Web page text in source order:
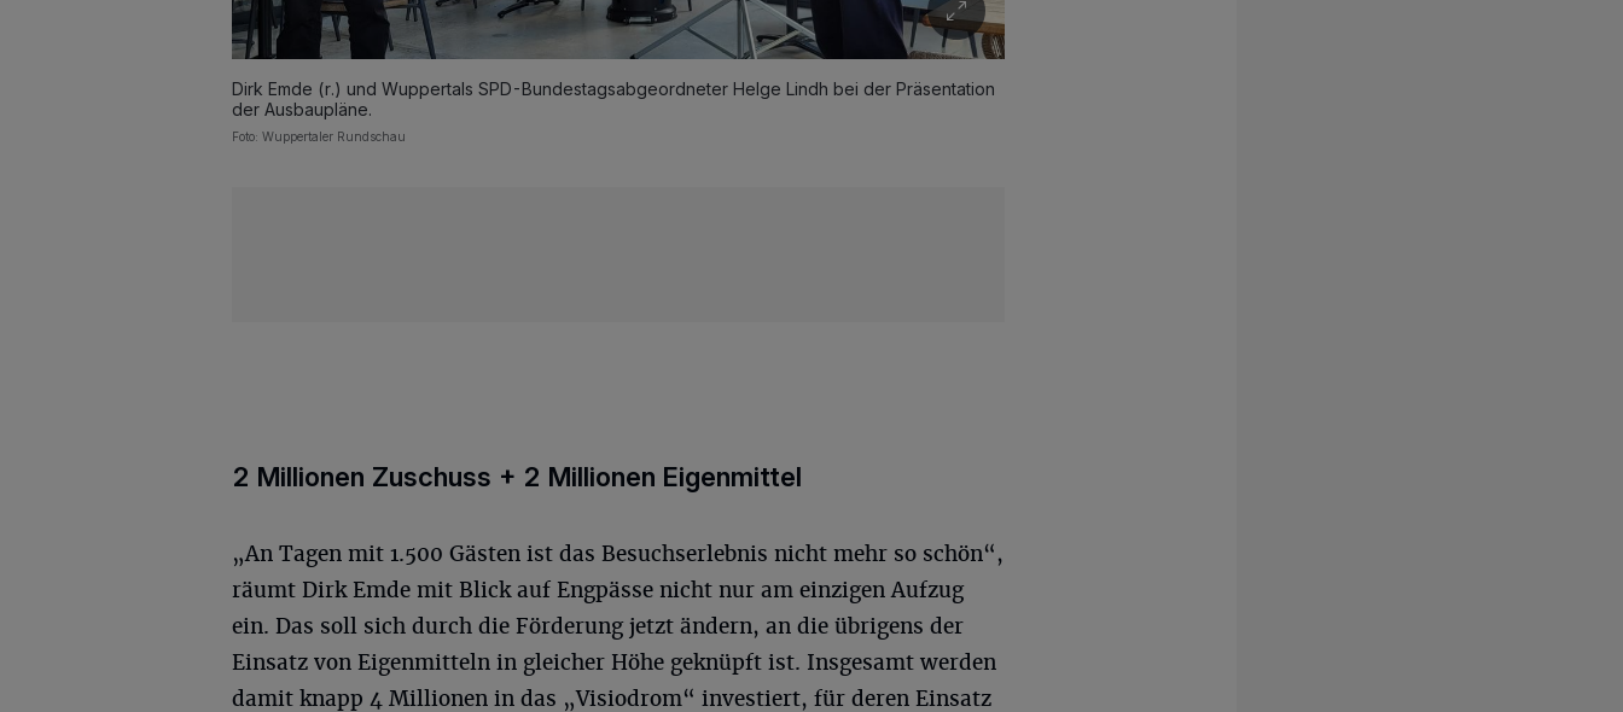
Dirk Emde (r.) und Wuppertals SPD-Bundestagsabgeordneter Helge Lindh bei der Präsentation
der Ausbaupläne.
Foto: Wuppertaler Rundschau
2 Millionen Zuschuss + 2 Millionen Eigenmittel
„An Tagen mit 1.500 Gästen ist das Besuchserlebnis nicht mehr so schön“,
räumt Dirk Emde mit Blick auf Engpässe nicht nur am einzigen Aufzug
ein. Das soll sich durch die Förderung jetzt ändern, an die übrigens der
Einsatz von Eigenmitteln in gleicher Höhe geknüpft ist. Insgesamt werden
damit knapp 4 Millionen in das „Visiodrom“ investiert, für deren Einsatz